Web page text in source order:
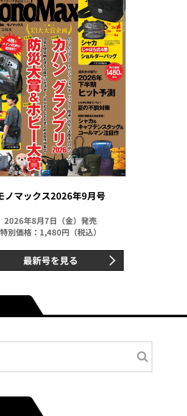
ノマックス2026年9月号
2026年8月7日（金）発売
特別価格：1,480円（税込）
最新号を見る